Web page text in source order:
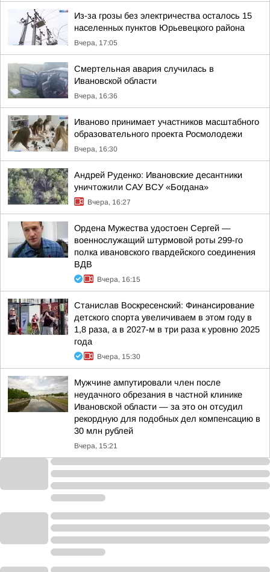
Из-за грозы без электричества осталось 15
населенных пунктов Юрьевецкого района
Вчера, 17:05
Смертельная авария случилась в
Ивановской области
Вчера, 16:36
Иваново принимает участников масштабного
образовательного проекта Росмолодежи
Вчера, 16:30
Андрей Руденко: Ивановские десантники
уничтожили САУ ВСУ «Богдана»
Вчера, 16:27
Ордена Мужества удостоен Сергей —
военнослужащий штурмовой роты 299-го
полка ивановского гвардейского соединения
ВДВ
Вчера, 16:15
Станислав Воскресенский: Финансирование
детского спорта увеличиваем в этом году в
1,8 раза, а в 2027-м в три раза к уровню 2025
года
Вчера, 15:30
Мужчине ампутировали член после
неудачного обрезания в частной клинике
Ивановской области — за это он отсудил
рекордную для подобных дел компенсацию в
30 млн рублей
Вчера, 15:21